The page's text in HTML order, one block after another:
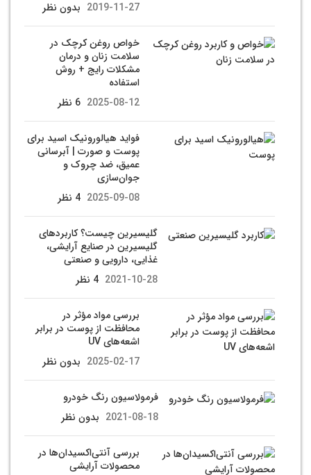
2019-11-27 بدون نظر
خواص روغن کرچک در
سلامت زنان و درمان
مشکلات رایج + روش
استفاده
2025-08-12 6 نظر
فواید هیالورونیک اسید برای
پوست و صورت | آبرسانی
عمیق، ضد چروک و
جوان‌سازی
2025-09-08 4 نظر
گلیسیرین چیست؟ کاربردهای
گلیسیرین در صنایع آرایشی،
غذایی، دارویی و صنعتی
2021-10-28 4 نظر
بررسی مواد مؤثر در
محافظت از پوست در برابر
اشعه‌های UV
2025-02-17 بدون نظر
فرمولاسیون رنگ خودرو
2021-08-18 بدون نظر
بررسی آنتی‌اکسیدان‌ها در
محصولات آرایشی